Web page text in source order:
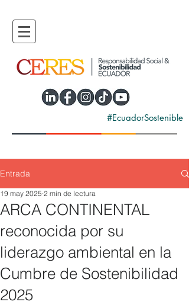
#EcuadorSostenible
Entrada
ARCA CONTINENTAL
reconocida por su
liderazgo ambiental en la
Cumbre de Sostenibilidad
2025
19 may 2025 2 min de lectura